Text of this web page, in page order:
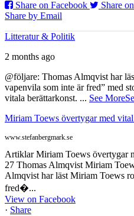
Share on Facebook Share
Share by Email
Litteratur & Politik
2 months ago
@följare: Thomas Almqvist har
vapenvila som inte är fred” med
vitala berättarkonst. ... See More
Miriam Toews övertygar med
www.stefanbergmark.se
Artiklar Miriam Toews övertygar
27 Thomas Almqvist Miriam
Almqvist har läst Miriam Toews
fred�...
View on Facebook
· Share